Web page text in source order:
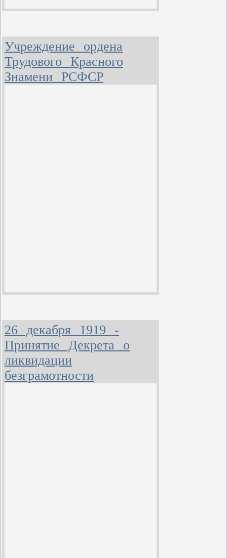
Учреждение ордена
Трудового Красного
Знамени РСФСР
26 декабря 1919 -
Принятие Декрета о
ликвидации
безграмотности